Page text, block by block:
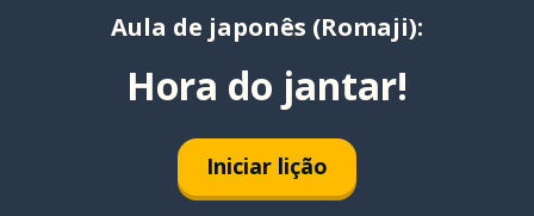
Aula de japonês (Romaji):
Hora do jantar!
Iniciar lição